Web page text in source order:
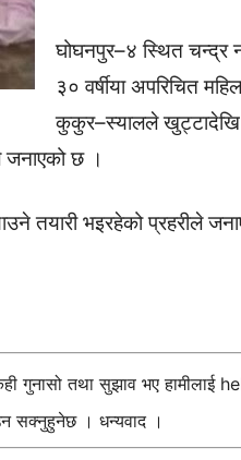
घोघनपुर–४ स्थित चन्द्र
३० वर्षीया अपरिचित
कुकुर–स्यालले खुट्टादेखि
छ ।
तयारी भइरहेको प्रहरीले
गुनासो तथा सुझाव भए हामीलाई
सक्नुहुनेछ । धन्यवाद ।